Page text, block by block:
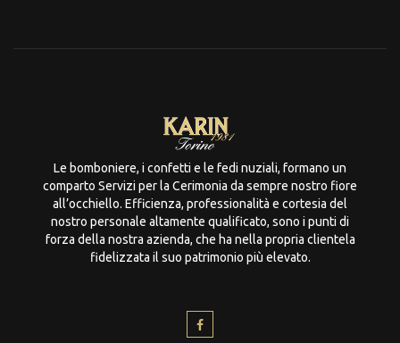
Le bomboniere, i confetti e le fedi nuziali, formano un
comparto Servizi per la Cerimonia da sempre nostro fiore
all’occhiello. Efficienza, professionalità e cortesia del
nostro personale altamente qualificato, sono i punti di
forza della nostra azienda, che ha nella propria clientela
fidelizzata il suo patrimonio più elevato.